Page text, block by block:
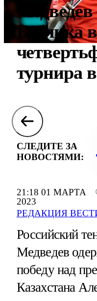
21:18 01 МАРТА
2023
РЕДАКЦИЯ
Бублика в
турнира
СЛЕДИТЕ ЗА
НОВОСТЯМИ:
Российский
Медведев
победу над
Казахстана